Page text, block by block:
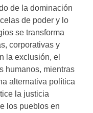
de la dominación
de poder y lo
se transforma
corporativas y
la exclusión, el
humanos, mientras
alternativa política
la justicia
los pueblos en